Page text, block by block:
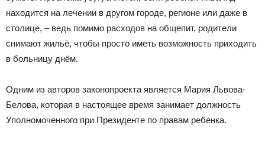
находится на лечении в другом городе, регионе или даже в
столице, – ведь помимо расходов на общепит, родители
снимают жильё, чтобы просто иметь возможность приходить
в больницу днём.
Одним из авторов законопроекта является Мария Львова-
Белова, которая в настоящее время занимает должность
Уполномоченного при Президенте по правам ребенка.